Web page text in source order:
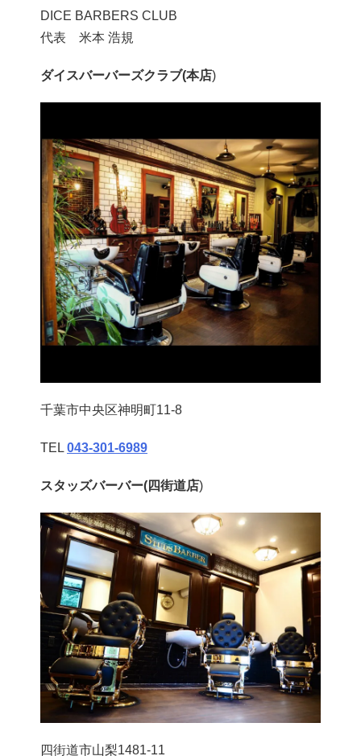
DICE BARBERS CLUB
代表 米本 浩規
ダイスバーバーズクラブ(本店)
千葉市中央区神明町11-8
TEL 043‐301‐6989
スタッズバーバー(四街道店)
四街道市山梨1481-11